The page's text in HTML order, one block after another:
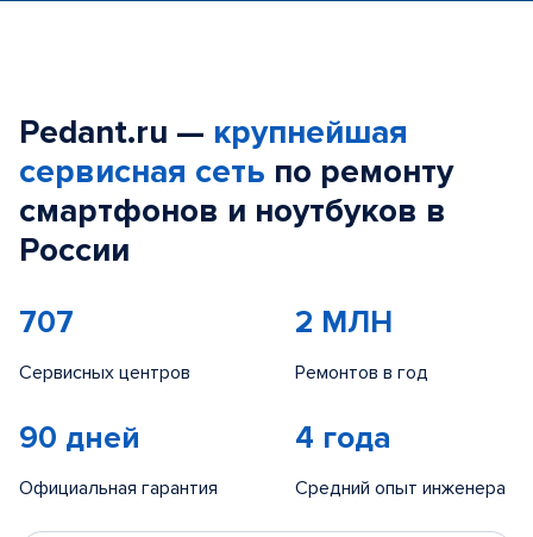
Pedant.ru — крупнейшая
сервисная сеть по ремонту
смартфонов и ноутбуков в
России
707
Сервисных центров
2 МЛН
Ремонтов в год
90 дней
Официальная гарантия
4 года
Средний опыт инженера